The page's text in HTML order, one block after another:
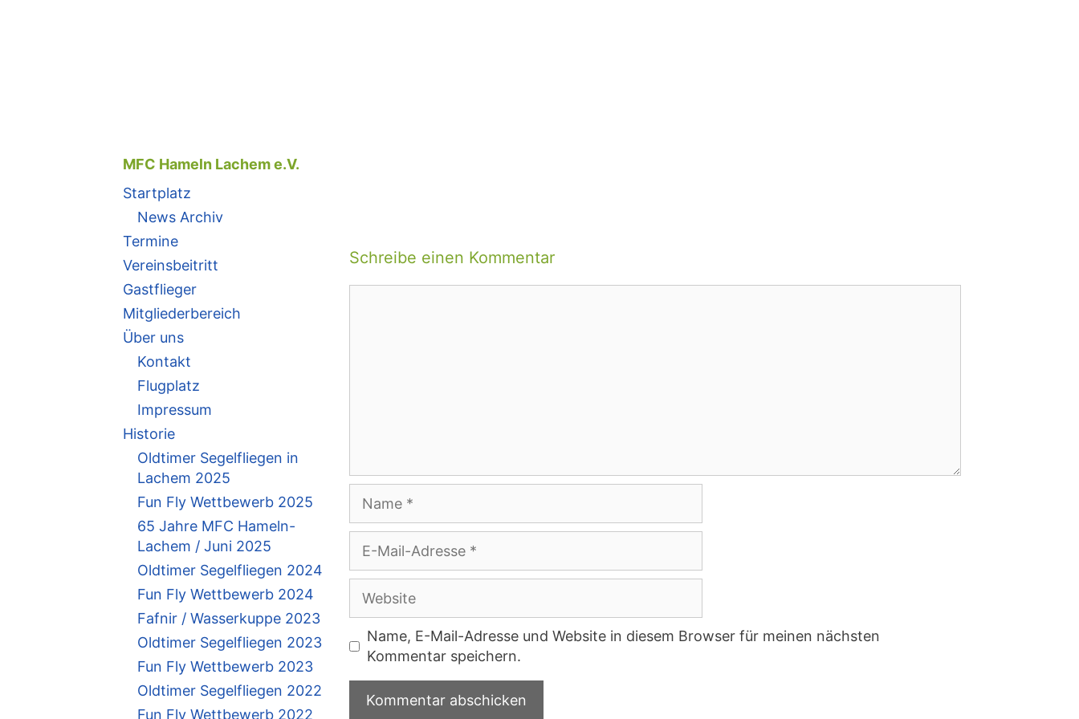
Schreibe einen Kommentar
Mail-
Adresse
Name, E-Mail-Adresse und Website in diesem Browser für meinen nächsten
Kommentar speichern.
MFC Hameln Lachem e.V.
Startplatz
News Archiv
Termine
Vereinsbeitritt
Gastflieger
Mitgliederbereich
Über uns
Kontakt
Flugplatz
Impressum
Historie
Oldtimer Segelfliegen in
Lachem 2025
Fun Fly Wettbewerb 2025
65 Jahre MFC Hameln-
Lachem / Juni 2025
Oldtimer Segelfliegen 2024
Fun Fly Wettbewerb 2024
Fafnir / Wasserkuppe 2023
Oldtimer Segelfliegen 2023
Fun Fly Wettbewerb 2023
Oldtimer Segelfliegen 2022
Fun Fly Wettbewerb 2022